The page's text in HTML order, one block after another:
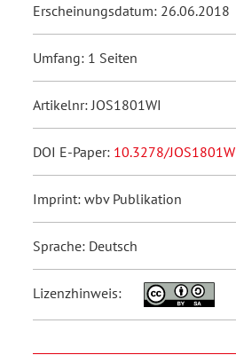
Erscheinungsdatum: 26.06.2018
Umfang: 1 Seiten
Artikelnr: JOS1801WI
DOI E-Paper: 10.3278/JOS1801W
Imprint: wbv Publikation
Sprache: Deutsch
Lizenzhinweis: